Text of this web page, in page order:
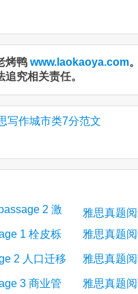
烤鸭 www.laokaoya.com
究相关责任。
写作城市类7分范文
2 激
雅思真题
1 栓皮栎
雅思真题
绍
2 人口迁移 雅思真题
业革命
3 商业管 雅思真题